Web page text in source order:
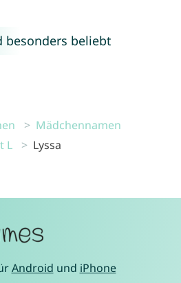
besonders beliebt
Mädchennamen
L
Lyssa
Android und iPhone